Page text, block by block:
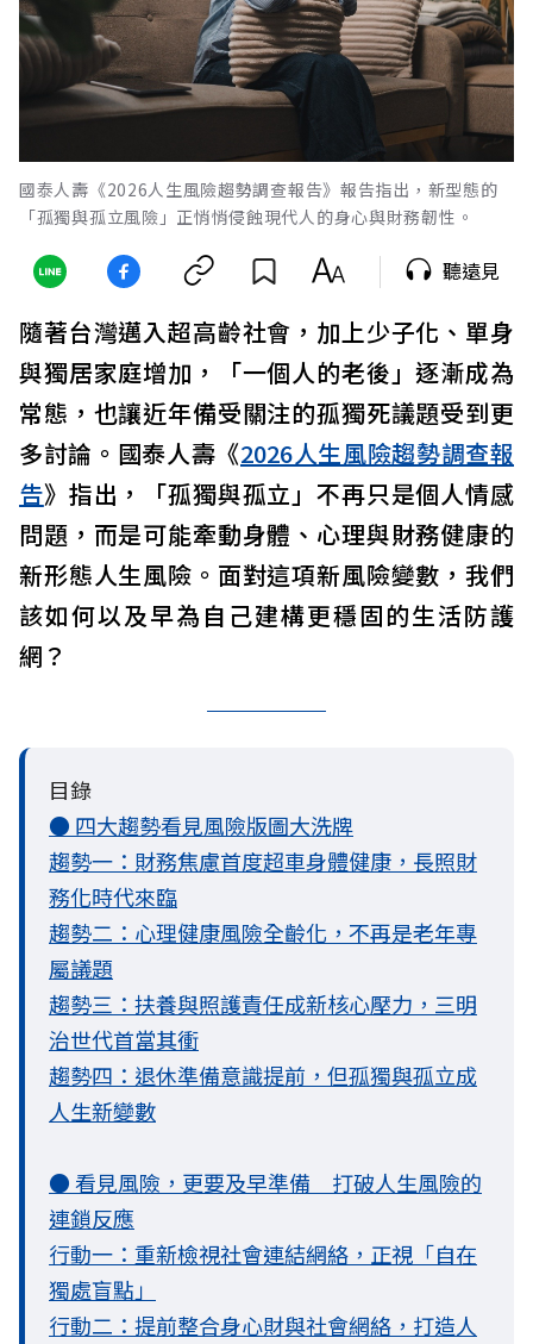
國泰人壽《2026人生風險趨勢調查報告》報告指出，新型態的
「孤獨與孤立風險」正悄悄侵蝕現代人的身心與財務韌性。
聽遠見
隨著台灣邁入超高齡社會，加上少子化、單身
與獨居家庭增加，「一個人的老後」逐漸成為
常態，也讓近年備受關注的孤獨死議題受到更
多討論。國泰人壽《2026人生風險趨勢調查報
告》指出，「孤獨與孤立」不再只是個人情感
問題，而是可能牽動身體、心理與財務健康的
新形態人生風險。面對這項新風險變數，我們
該如何以及早為自己建構更穩固的生活防護
網？
目錄
● 四大趨勢看見風險版圖大洗牌
趨勢一：財務焦慮首度超車身體健康，長照財
務化時代來臨
趨勢二：心理健康風險全齡化，不再是老年專
屬議題
趨勢三：扶養與照護責任成新核心壓力，三明
治世代首當其衝
趨勢四：退休準備意識提前，但孤獨與孤立成
人生新變數
● 看見風險，更要及早準備 打破人生風險的
連鎖反應
行動一：重新檢視社會連結網絡，正視「自在
獨處盲點」
行動二：提前整合身心財與社會網絡，打造人